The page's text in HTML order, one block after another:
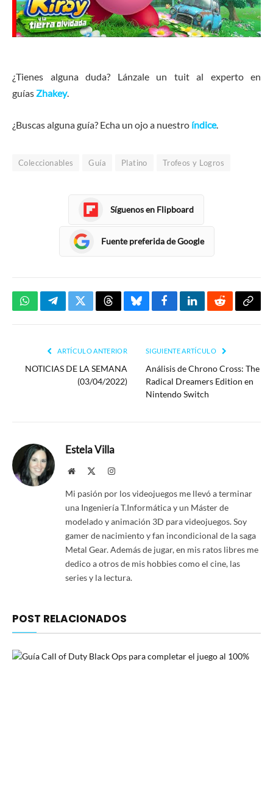
¿Tienes alguna duda? Lánzale un tuit al experto en
guíasZhakey.
¿Buscas alguna guía? Echa un ojo a nuestro índice.
Coleccionables Guía Platino Trofeos y Logros
Síguenos en Flipboard
Fuente preferida de Google
WhatsAppTelegramTwitterThreadsBlueskyFacebookLinkedInReddit
ARTÍCULO ANTERIOR
NOTICIAS DE LA SEMANA
(03/04/2022)
SIGUIENTE ARTÍCULO
Análisis de Chrono Cross: The
Radical Dreamers Edition en
Nintendo Switch
Estela Villa
Website Instagram
Mi pasión por los videojuegos me llevó a terminar
una Ingeniería T.Informática y un Máster de
modelado y animación 3D para videojuegos. Soy
gamer de nacimiento y fan incondicional de la saga
Metal Gear. Además de jugar, en mis ratos libres me
dedico a otros de mis hobbies como el cine, las
series y la lectura.
POST RELACIONADOS